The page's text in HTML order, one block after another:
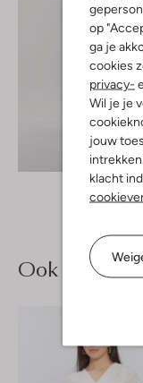
op
ga je
cookies
privacy-
Wil je je
jouw
klacht
Ontdek
Ook iets